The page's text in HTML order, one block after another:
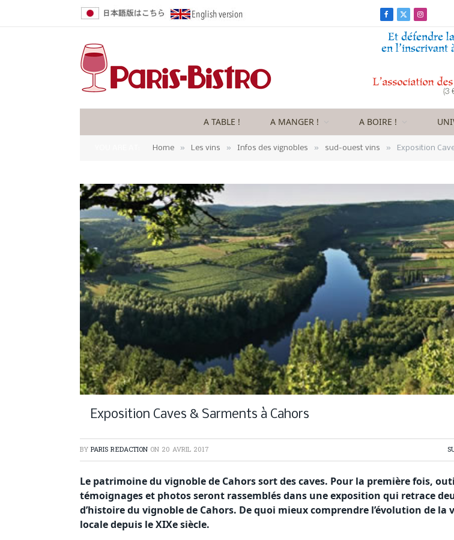
Facebook
X
(Twitter)
A TABLE ! A MANGER ! A BOIRE !
Home » Les vins » Infos des vignobles » sud-ouest vins » Exposition
Exposition Caves & Sarments à Cahors
BY PARIS REDACTION ON 20 AVRIL 2017
Le patrimoine du vignoble de Cahors sort des caves. Pour la première fois,
témoignages et photos seront rassemblés dans une exposition qui retrace
d’histoire du vignoble de Cahors. De quoi mieux comprendre l’évolution de
locale depuis le XIXe siècle.